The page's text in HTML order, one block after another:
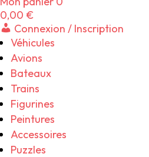
0,00 €
Connexion / Inscription
Véhicules
Avions
Bateaux
Trains
Figurines
Peintures
Accessoires
Puzzles